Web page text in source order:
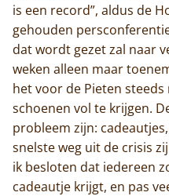
is een record”, aldus de
gehouden
dat wordt gezet zal naar
weken alleen maar
het voor de Pieten
schoenen vol te krijgen.
probleem zijn:
snelste weg uit de crisis
ik besloten dat iedereen
cadeautje krijgt, en pas